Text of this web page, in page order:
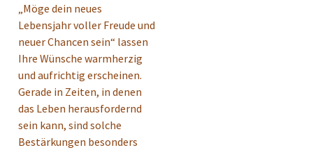
„Möge dein neues
Lebensjahr voller Freude und
neuer Chancen sein“ lassen
Ihre Wünsche warmherzig
und aufrichtig erscheinen.
Gerade in Zeiten, in denen
das Leben herausfordernd
sein kann, sind solche
Bestärkungen besonders